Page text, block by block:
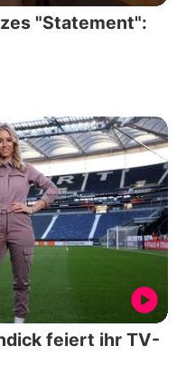
"Statement":
feiert ihr TV-